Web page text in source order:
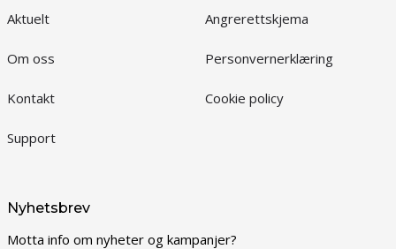
Aktuelt
Om oss
Kontakt
Support
Angrerettskjema
Personvernerklæring
Cookie policy
Nyhetsbrev
Motta info om nyheter og kampanjer?